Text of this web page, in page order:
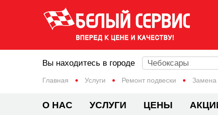
Главная Услуги Ремонт подвески Замена
Вы находитесь в городе Чебоксары
О НАС УСЛУГИ ЦЕНЫ